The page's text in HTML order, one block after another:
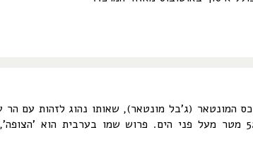
המונטאר (ג'בל מונטאר), שאותו נהוג לזהות עם הר
המקראי. גובהו של ג'בל מונטאר הוא 524 מטר מעל פני הים. פרוש שמו בערבית הוא